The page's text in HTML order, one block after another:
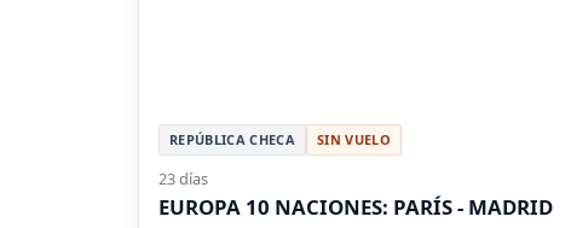
REPÚBLICA CHECA SIN VUELO
23 días
EUROPA 10 NACIONES: PARÍS - MADRID